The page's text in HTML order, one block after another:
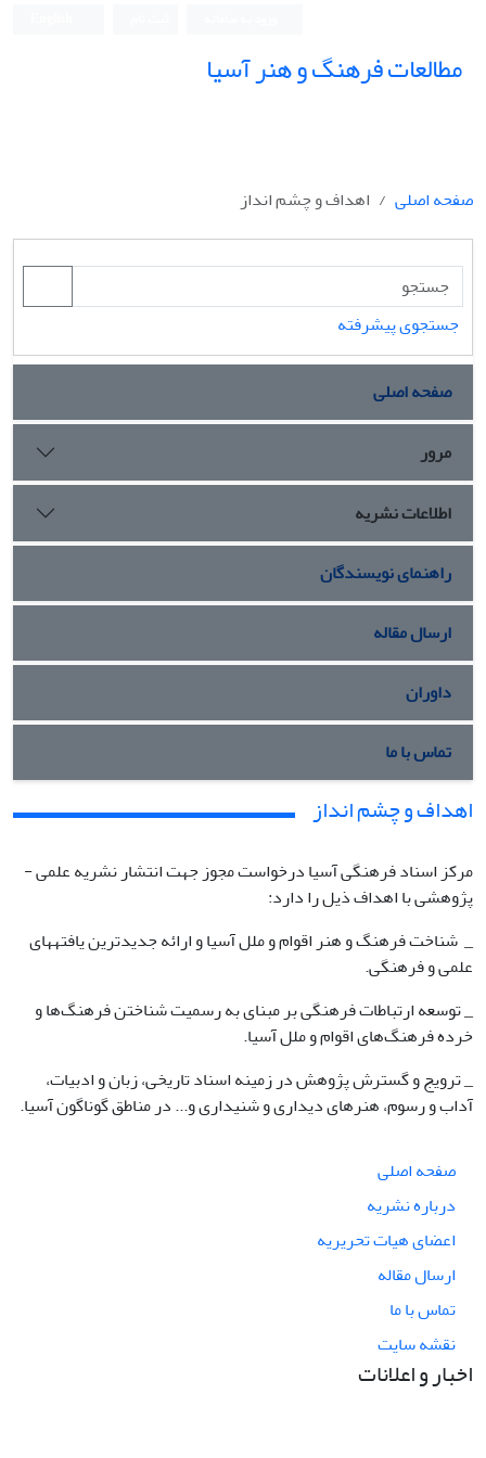
مطالعات فرهنگ و هنر آسیا
صفحه اصلی اهداف و چشم انداز
جستجوی پیشرفته
صفحه اصلی
مرور
اطلاعات نشریه
راهنمای نویسندگان
ارسال مقاله
داوران
تماس با ما
اهداف و چشم انداز
مرکز اسناد فرهنگی آسیا درخواست مجوز جهت انتشار نشریه علمی -
پژوهشی با اهداف ذیل را دارد:
_ شناخت فرهنگ و هنر اقوام و ملل آسیا و ارائه جدیدترین یافته­های
علمی و فرهنگی.
_ توسعه ارتباطات فرهنگی بر مبنای به رسمیت شناختن فرهنگ‌ها و
خرده فرهنگ‌های اقوام و ملل آسیا.
_ ترویج و گسترش پژوهش در زمینه اسناد تاریخی، زبان و ادبیات،
آداب و رسوم، هنرهای دیداری و شنیداری و... در مناطق گوناگون آسیا.
صفحه اصلی
درباره نشریه
اعضای هیات تحریریه
ارسال مقاله
تماس با ما
نقشه سایت
اخبار و اعلانات